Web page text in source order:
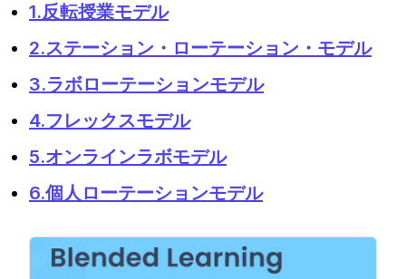
1.反転授業モデル
2.ステーション・ローテーション・モデル
3.ラボローテーションモデル
4.フレックスモデル
5.オンラインラボモデル
6.個人ローテーションモデル